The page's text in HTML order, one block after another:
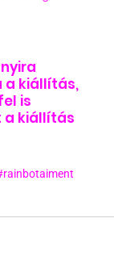
kiállítás,
is
kiállítás